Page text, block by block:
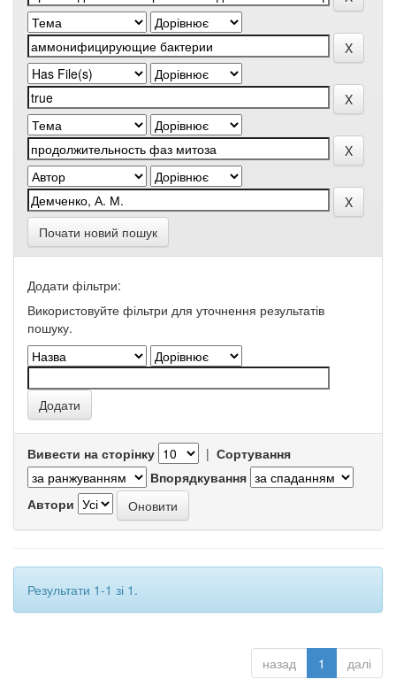
Почати новий пошук
Додати фільтри:
Використовуйте фільтри для уточнення результатів
пошуку.
Вивести на сторінку | Сортування
Впорядкування
Автори
Результати 1-1 зі 1.
назад 1 далі